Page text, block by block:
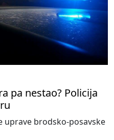
pa nestao? Policija
uprave brodsko-posavske